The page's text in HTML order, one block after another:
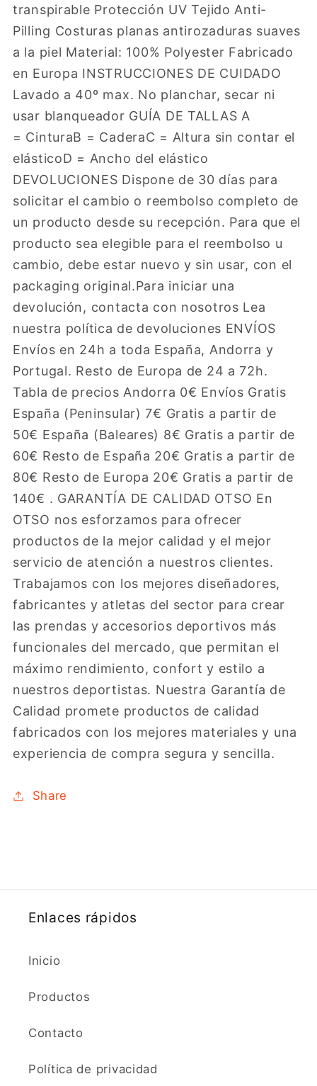
transpirable Protección UV Tejido Anti-
Pilling Costuras planas antirozaduras suaves
a la piel Material: 100% Polyester Fabricado
en Europa INSTRUCCIONES DE CUIDADO
Lavado a 40º max. No planchar, secar ni
usar blanqueador GUÍA DE TALLAS A
= CinturaB = CaderaC = Altura sin contar el
elásticoD = Ancho del elástico
DEVOLUCIONES Dispone de 30 días para
solicitar el cambio o reembolso completo de
un producto desde su recepción. Para que el
producto sea elegible para el reembolso u
cambio, debe estar nuevo y sin usar, con el
packaging original.Para iniciar una
devolución, contacta con nosotros Lea
nuestra política de devoluciones ENVÍOS
Envíos en 24h a toda España, Andorra y
Portugal. Resto de Europa de 24 a 72h.
Tabla de precios Andorra 0€ Envíos Gratis
España (Peninsular) 7€ Gratis a partir de
50€ España (Baleares) 8€ Gratis a partir de
60€ Resto de España 20€ Gratis a partir de
80€ Resto de Europa 20€ Gratis a partir de
140€ . GARANTÍA DE CALIDAD OTSO En
OTSO nos esforzamos para ofrecer
productos de la mejor calidad y el mejor
servicio de atención a nuestros clientes.
Trabajamos con los mejores diseñadores,
fabricantes y atletas del sector para crear
las prendas y accesorios deportivos más
funcionales del mercado, que permitan el
máximo rendimiento, confort y estilo a
nuestros deportistas. Nuestra Garantía de
Calidad promete productos de calidad
fabricados con los mejores materiales y una
experiencia de compra segura y sencilla.
Share
Enlaces rápidos
Inicio
Productos
Contacto
Política de privacidad